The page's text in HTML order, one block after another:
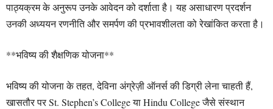
पाठ्यक्रम के अनुरूप उनके आवेदन को दर्शाता है। यह असाधारण प्रदर्शन
उनकी अध्ययन रणनीति और समर्पण की प्रभावशीलता को रेखांकित करता है।
**भविष्य की शैक्षणिक योजना**
भविष्य की योजना के तहत, देविना अंग्रेज़ी ऑनर्स की डिग्री लेना चाहती हैं,
खासतौर पर St. Stephen’s College या Hindu College जैसे संस्थान